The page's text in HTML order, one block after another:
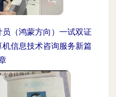
（鸿蒙方向）一试双证
信息技术咨询服务新篇
08-06 20:56:06